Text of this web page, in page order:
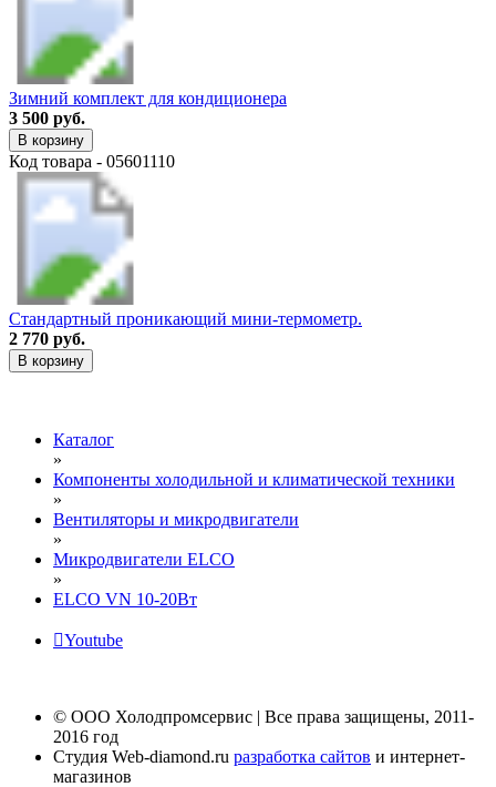
Зимний комплект для кондиционера
3 500 руб.
В корзину
Код товара - 05601110
Стандартный проникающий мини-термометр.
2 770 руб.
В корзину
Каталог
»
Компоненты холодильной и климатической техники
»
Вентиляторы и микродвигатели
»
Микродвигатели ELCO
»
ELCO VN 10-20Вт
Youtube
© ООО Холодпромсервис | Все права защищены, 2011-
2016 год
Студия Web-diamond.ru разработка сайтов и интернет-
магазинов